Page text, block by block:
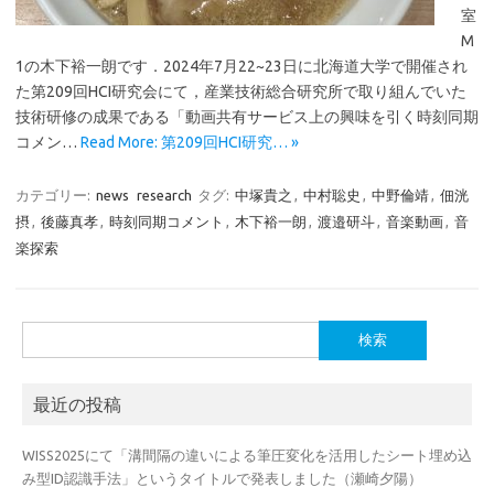
室
M
1の木下裕一朗です．2024年7月22~23日に北海道大学で開催され
た第209回HCI研究会にて，産業技術総合研究所で取り組んでいた
技術研修の成果である「動画共有サービス上の興味を引く時刻同期
コメン… Read More: 第209回HCI研究… »
カテゴリー: news research タグ: 中塚貴之 , 中村聡史 , 中野倫靖, 佃洸
摂, 後藤真孝, 時刻同期コメント , 木下裕一朗 , 渡邉研斗, 音楽動画, 音
楽探索
索:
最近の投稿
WISS2025にて「溝間隔の違いによる筆圧変化を活用したシート埋め込
み型ID認識手法」というタイトルで発表しました（瀬崎夕陽）